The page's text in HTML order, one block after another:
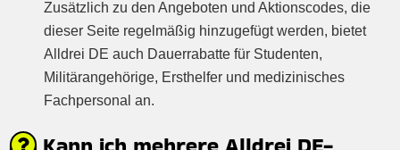
Zusätzlich zu den Angeboten und Aktionscodes, die
dieser Seite regelmäßig hinzugefügt werden, bietet
Alldrei DE auch Dauerrabatte für Studenten,
Militärangehörige, Ersthelfer und medizinisches
Fachpersonal an.